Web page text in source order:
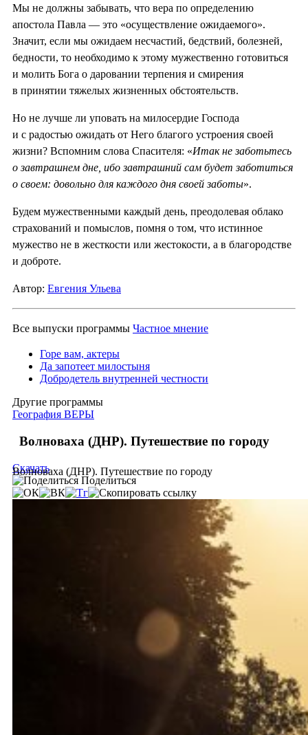
Мы не должны забывать, что вера по определению
апостола Павла — это «осуществление ожидаемого».
Значит, если мы ожидаем несчастий, бедствий, болезней,
бедности, то необходимо к этому мужественно готовиться
и молить Бога о даровании терпения и смирения
в принятии тяжелых жизненных обстоятельств.
Но не лучше ли уповать на милосердие Господа
и с радостью ожидать от Него благого устроения своей
жизни? Вспомним слова Спасителя: «Итак не заботьтесь
о завтрашнем дне, ибо завтрашний сам будет заботиться
о своем: довольно для каждого дня своей заботы».
Будем мужественными каждый день, преодолевая облако
страхований и помыслов, помня о том, что истинное
мужество не в жесткости или жестокости, а в благородстве
и доброте.
Автор: Евгения Ульева
Все выпуски программы Частное мнение
Горе вам, актеры
Да запотеет милостыня
Добродетель внутренней честности
Другие программы
География ВЕРЫ
Волноваха (ДНР). Путешествие по городу
Волноваха (ДНР). Путешествие по городу
Скачать
Поделиться